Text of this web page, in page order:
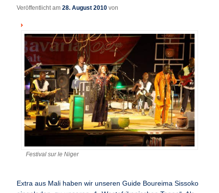
Veröffentlicht am28. August 2010 von
Festival sur le Niger
Extra aus Mali haben wir unseren Guide Boureima Sissoko